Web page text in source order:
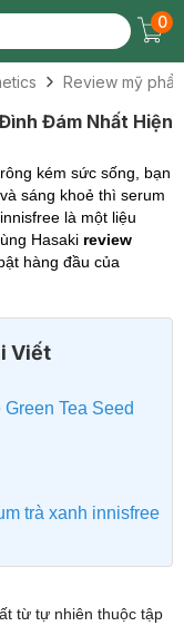
0
Review mỹ
Đám Nhất Hiện
kém sức sống, bạn
sáng khoẻ thì serum
là một liệu
Hasaki review
hàng đầu của
Viết
Tea Seed
trà xanh innisfree
từ tự nhiên thuộc tập